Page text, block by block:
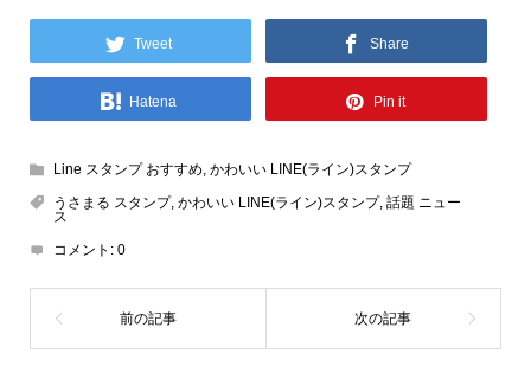
Tweet Share
Hatena Pin it
Line スタンプ おすすめ かわいい LINE(ライン)スタンプ
うさまる スタンプ, かわいい LINE(ライン)スタンプ, 話題 ニュー
ス
コメント: 0